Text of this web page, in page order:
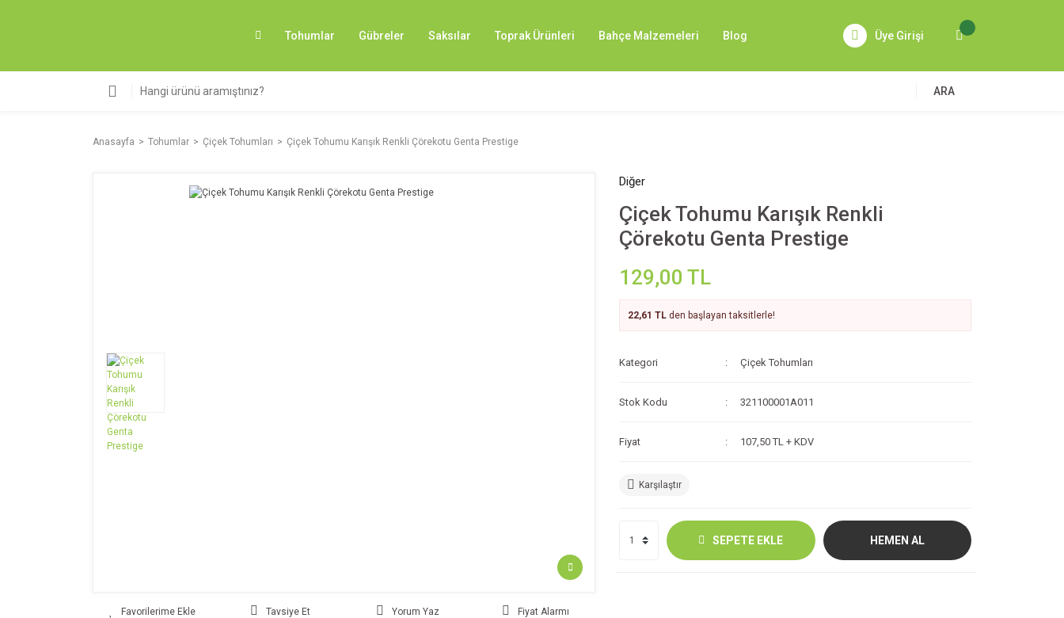
Tohumlar Gübreler Saksılar Toprak Ürünleri Bahçe Malzemeleri Blog Üye Girişi
ARA
Anasayfa Tohumlar Çiçek Tohumları Çiçek Tohumu Karışık Renkli Çörekotu Genta Prestige
Tavsiye Et Yorum Yaz Fiyat Alarmı
Diğer
Çiçek Tohumu Karışık Renkli
Çörekotu Genta Prestige
129,00 TL
22,61 TL den başlayan taksitlerle!
Kategori Çiçek Tohumları
Stok Kodu 321100001A011
Fiyat 107,50 TL + KDV
Karşılaştır
SEPETE EKLE HEMEN AL